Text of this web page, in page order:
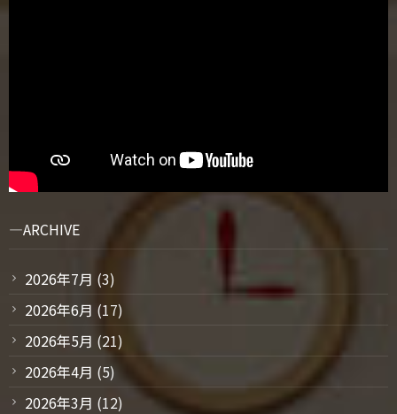
ARCHIVE
2026年7月 (3)
2026年6月 (17)
2026年5月 (21)
2026年4月 (5)
2026年3月 (12)